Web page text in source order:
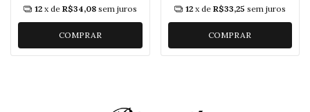
12 x de R$34,08 sem juros
COMPRAR
12 x de R$33,25 sem juros
COMPRAR